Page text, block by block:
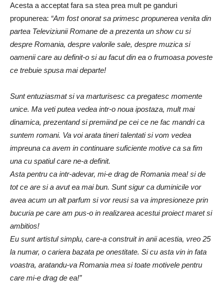
Acesta a acceptat fara sa stea prea mult pe ganduri
propunerea: “Am fost onorat sa primesc propunerea venita din
partea Televiziunii Romane de a prezenta un show cu si
despre Romania, despre valorile sale, despre muzica si
oamenii care au definit-o si au facut din ea o frumoasa poveste
ce trebuie spusa mai departe!
Sunt entuziasmat si va marturisesc ca pregatesc momente
unice. Ma veti putea vedea intr-o noua ipostaza, mult mai
dinamica, prezentand si premiind pe cei ce ne fac mandri ca
suntem romani. Va voi arata tineri talentati si vom vedea
impreuna ca avem in continuare suficiente motive ca sa fim
una cu spatiul care ne-a definit.
Asta pentru ca intr-adevar, mi-e drag de Romania mea! si de
tot ce are si a avut ea mai bun. Sunt sigur ca duminicile vor
avea acum un alt parfum si vor reusi sa va impresioneze prin
bucuria pe care am pus-o in realizarea acestui proiect maret si
ambitios!
Eu sunt artistul simplu, care-a construit in anii acestia, vreo 25
la numar, o cariera bazata pe onestitate. Si cu asta vin in fata
voastra, aratandu-va Romania mea si toate motivele pentru
care mi-e drag de ea!”